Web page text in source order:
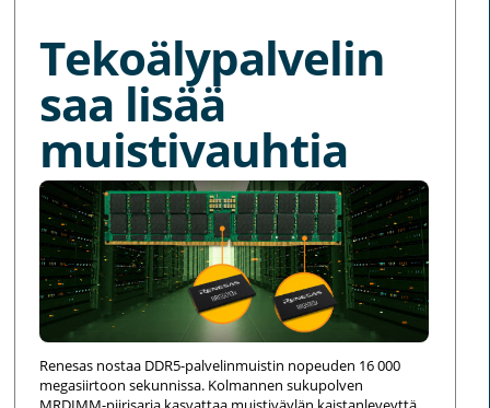
Tekoälypalvelin
saa lisää
muistivauhtia
Renesas nostaa DDR5-palvelinmuistin nopeuden 16 000
megasiirtoon sekunnissa. Kolmannen sukupolven